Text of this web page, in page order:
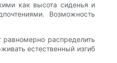
как высота сиденья и
Возможность
распределить
естественный изгиб